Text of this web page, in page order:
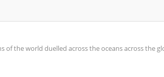
of the world duelled across the oceans across the